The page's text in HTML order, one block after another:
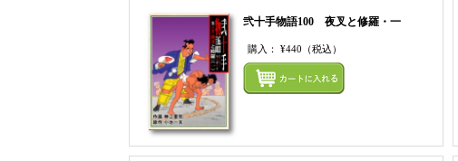
弐十手物語100 夜叉と修羅・一
購入： ¥440 （税込）